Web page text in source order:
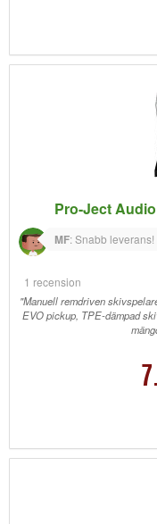
Pro-Ject
MF:Snabb leverans!
1 recension
"Manuell remdriven
EVO pickup, TPE-dämpad